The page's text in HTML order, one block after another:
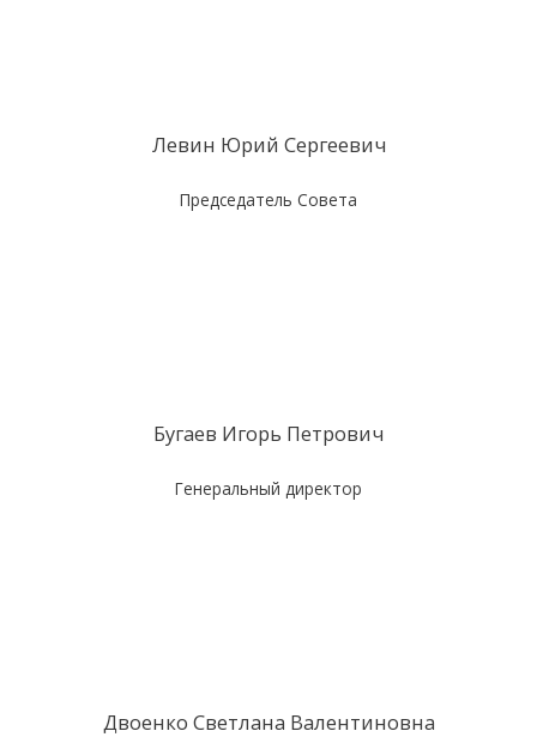
Левин Юрий Сергеевич
Председатель Совета
Бугаев Игорь Петрович
Генеральный директор
Двоенко Светлана Валентиновна